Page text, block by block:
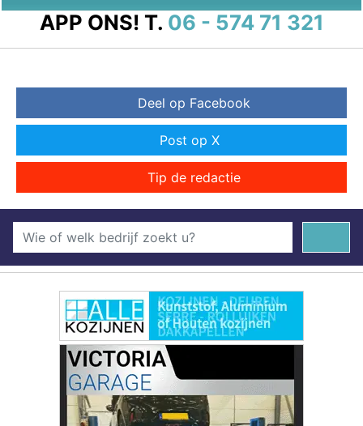
APP ONS! T. 06 - 574 71 321
Deel op Facebook
Post op X
Tip de redactie